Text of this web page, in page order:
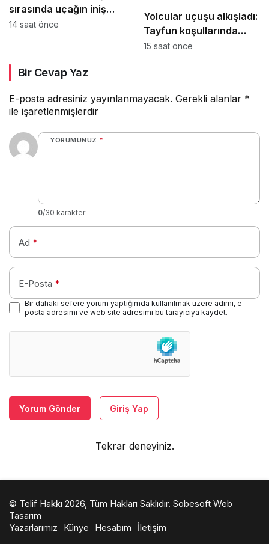
sırasında uçağın iniş
takımı lastiği patladı
14 saat önce
Yolcular uçuşu alkışladı:
Tayfun koşullarında
Penghu-Taipei uçuşu
15 saat önce
Bir Cevap Yaz
E-posta adresiniz yayınlanmayacak. Gerekli alanlar *
ile işaretlenmişlerdir
YORUMUNUZ *
0/30 karakter
Ad *
E-Posta *
Bir dahaki sefere yorum yaptığımda kullanılmak üzere adımı, e-
posta adresimi ve web site adresimi bu tarayıcıya kaydet.
Yorum Gönder Giriş Yap
Tekrar deneyiniz.
© Telif Hakkı 2026, Tüm Hakları Saklıdır. Sobesoft Web
Tasarım
Yazarlarımız
Künye Hesabım İletişim